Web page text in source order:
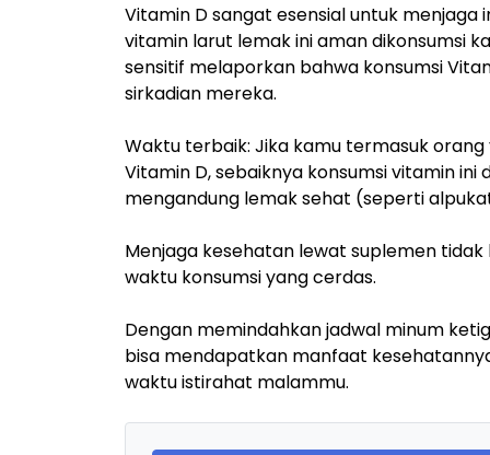
Vitamin D sangat esensial untuk
vitamin larut lemak ini aman dikonsumsi
sensitif melaporkan bahwa konsumsi
sirkadian mereka.
Waktu terbaik: Jika kamu termasuk
Vitamin D, sebaiknya konsumsi vitamin
mengandung lemak sehat (seperti
Menjaga kesehatan lewat suplemen
waktu konsumsi yang cerdas.
Dengan memindahkan jadwal minum
bisa mendapatkan manfaat
waktu istirahat malammu.